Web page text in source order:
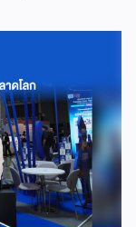
งค์การมหาชน) หรือ
ทน. องครักษ์ เพื่อ
ะดับเครื่องมือ
คโนโลยี
งยืน ศ.ดร.ยศชนัน
านในพิธีเปิดเปิดเผย
การหลอมรวมความ
ากงานวิจัยพื้นฐาน
างเครือข่ายวิศวกร
โนโลยีเชิง